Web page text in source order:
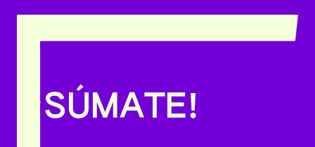
¡SÚMATE!